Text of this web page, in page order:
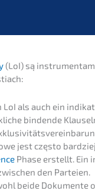
(LoI) są
LoI als auch ein
binden­de
jest często
Phase erstellt. Ein
den Parteien.
beide Dokumen­te